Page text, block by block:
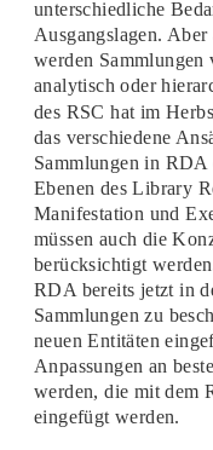
unterschiedliche
Ausgangslagen.
werden Sammlungen
analytisch oder
des RSC hat im
das verschiedene
Sammlungen in
Ebenen des Library
Manifestation und
müssen auch die
berücksichtigt
RDA bereits jetzt in
Sammlungen zu
neuen Entitäten
Anpassungen an
werden, die mit dem
eingefügt werden.